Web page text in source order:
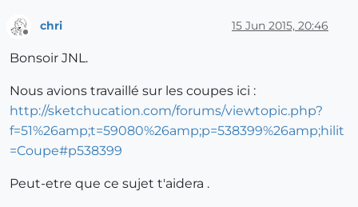
Offline
chri 15 Jun 2015, 20:46
Bonsoir JNL.
Nous avions travaillé sur les coupes ici :
http://sketchucation.com/forums/viewtopic.php?
f=51%26amp;t=59080%26amp;p=538399%26amp;hilit
=Coupe#p538399
Peut-etre que ce sujet t'aidera .